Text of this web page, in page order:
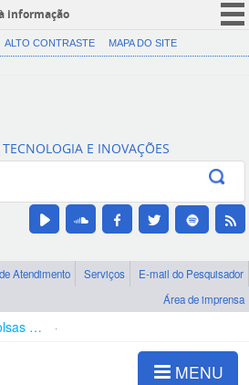
informação
CORONAVÍRUS (COVID-19)
Canais
ALTO CONTRASTE MAPA DO SITE
E INOVAÇÕES
Atendimento Serviços
E-mail do Pesquisador
Área de imprensa
Bolsas e Auxílios Vigentes
MENU